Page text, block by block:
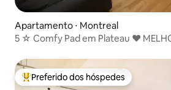
Apartamento ⋅ Montreal
5 ☆ Comfy Pad em Plateau ❤️
Entre os melhores preferidos dos
Preferido dos hóspedes